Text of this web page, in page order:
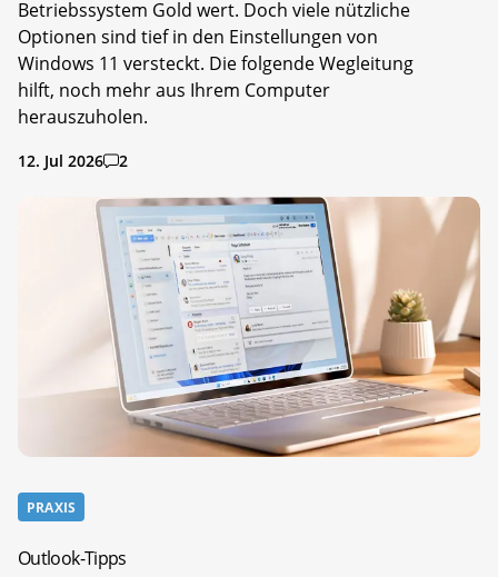
Betriebssystem Gold wert. Doch viele nützliche
Optionen sind tief in den Einstellungen von
Windows 11 versteckt. Die folgende Wegleitung
hilft, noch mehr aus Ihrem Computer
herauszuholen.
12. Jul 2026 2
PRAXIS
Outlook-Tipps